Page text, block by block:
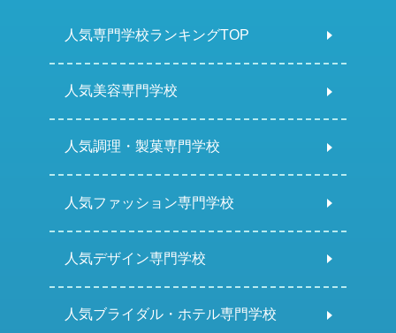
人気専門学校ランキングTOP
人気美容専門学校
人気調理・製菓専門学校
人気ファッション専門学校
人気デザイン専門学校
人気ブライダル・ホテル専門学校